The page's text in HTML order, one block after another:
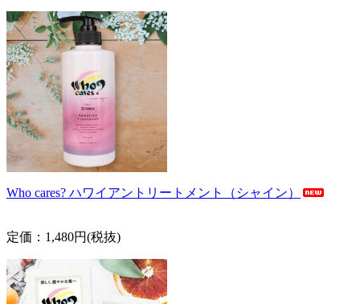
Who cares? ハワイアントリートメント（シャイン）
定価：1,480円(税抜)